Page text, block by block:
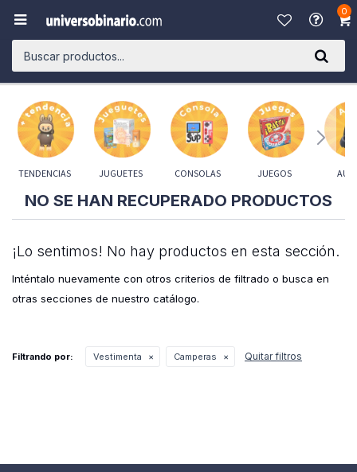
0

TENDENCIAS JUGUETES CONSOLAS JUEGOS
NO SE HAN RECUPERADO PRODUCTOS
¡Lo sentimos! No hay productos en esta sección.
Inténtalo nuevamente con otros criterios de filtrado o busca en
otras secciones de nuestro catálogo.
Filtrando por: Vestimenta Camperas Quitar filtros